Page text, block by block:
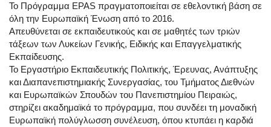
Το Πρόγραμμα EPAS πραγματοποιείται σε εθελοντική βάση σε
όλη την Ευρωπαϊκή Ένωση από το 2016.
Απευθύνεται σε εκπαιδευτικούς και σε μαθητές των τριών
τάξεων των Λυκείων Γενικής, Ειδικής και Επαγγελματικής
Εκπαίδευσης.
Το Εργαστήριο Εκπαιδευτικής Πολιτικής, Έρευνας, Ανάπτυξης
και Διαπανεπιστημιακής Συνεργασίας, του Τμήματος Διεθνών
και Ευρωπαϊκών Σπουδών του Πανεπιστημίου Πειραιώς,
στηρίζει ακαδημαϊκά το πρόγραμμα, που συνδέει τη μοναδική
Ευρωπαϊκή πολύγλωσση συνέλευση, όπου κτυπάει η καρδιά